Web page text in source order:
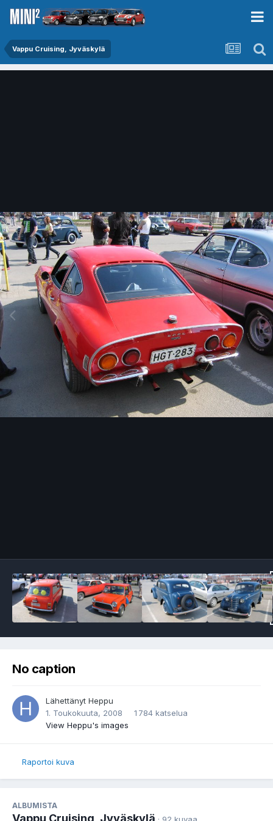
Vappu Cruising, Jyväskylä
No caption
Lähettänyt Heppu
1. Toukokuuta, 2008
1 784 katselua
View Heppu's images
Raportoi kuva
ALBUMISTA
Vappu Cruising, Jyväskylä